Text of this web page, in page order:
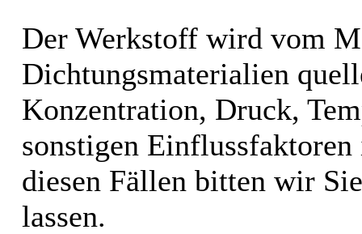
Der Werkstoff wird vom
Dichtungsmaterialien
Konzentration, Druck,
sonstigen
diesen Fällen bitten wir
lassen.